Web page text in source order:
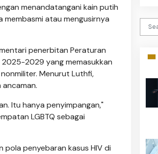
menandatangani kain putih
atau mengusirnya
penerbitan Peraturan
2025-2029 yang memasukkan
Menurut Luthfi,
Itu hanya penyimpangan,"
LGBTQ sebagai
pola penyebaran kasus HIV di